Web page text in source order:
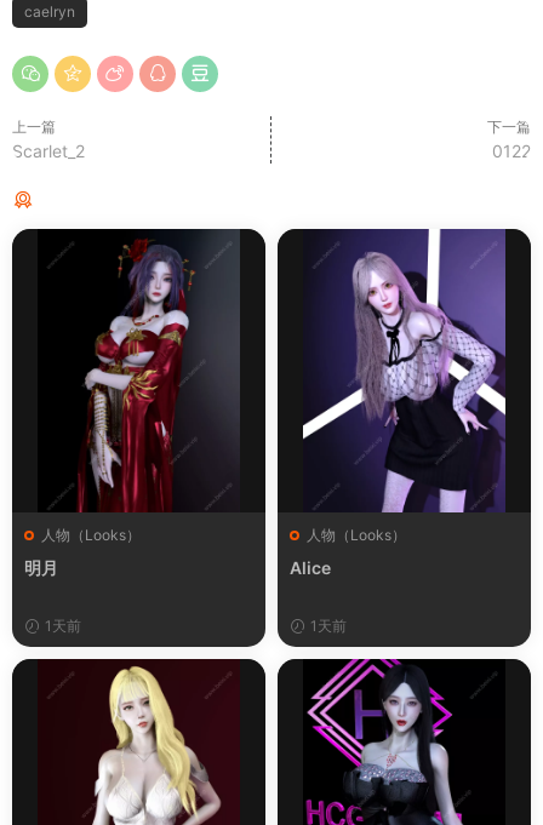
caelryn
上一篇
Scarlet_2
下一篇
0122
人物（Looks）
明月
1天前
人物（Looks）
Alice
1天前